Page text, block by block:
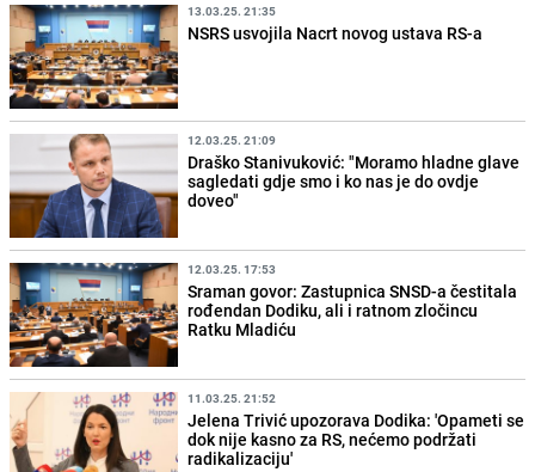
13.03.25. 21:35
NSRS usvojila Nacrt novog ustava RS-a
12.03.25. 21:09
Draško Stanivuković: "Moramo hladne glave
sagledati gdje smo i ko nas je do ovdje
doveo"
12.03.25. 17:53
Sraman govor: Zastupnica SNSD-a čestitala
rođendan Dodiku, ali i ratnom zločincu
Ratku Mladiću
11.03.25. 21:52
Jelena Trivić upozorava Dodika: 'Opameti se
dok nije kasno za RS, nećemo podržati
radikalizaciju'